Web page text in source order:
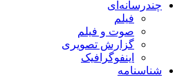
چندرسانه‌ای
فیلم
صوت و فیلم
گزارش تصویری
اینفوگرافیک
شناسنامه